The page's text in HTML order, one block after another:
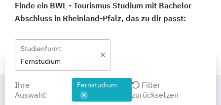
Finde ein BWL - Tourismus Studium mit Bachelor
Abschluss in Rheinland-Pfalz, das zu dir passt:
Studienform:
Fernstudium
Ihre
Auswahl:
Fernstudium
Filter
zurücksetzen